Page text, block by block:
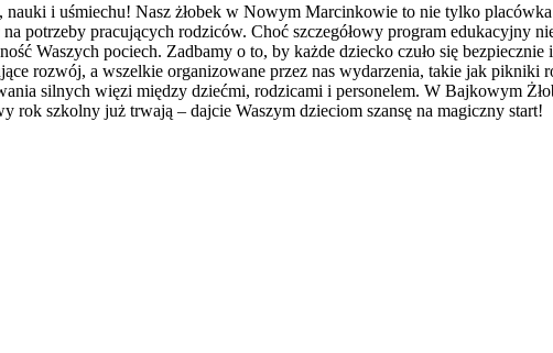
i uśmiechu! Nasz żłobek w Nowym Marcinkowie to nie tylko
potrzeby pracujących rodziców. Choć szczegółowy program edukacyjny
Waszych pociech. Zadbamy o to, by każde dziecko czuło się
rozwój, a wszelkie organizowane przez nas wydarzenia, takie jak pikniki
silnych więzi między dziećmi, rodzicami i personelem. W Bajkowym
rok szkolny już trwają – dajcie Waszym dzieciom szansę na magiczny start!